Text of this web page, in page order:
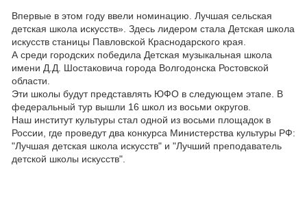
Впервые в этом году ввели номинацию. Лучшая сельская
детская школа искусств». Здесь лидером стала Детская школа
искусств станицы Павловской Краснодарского края.
А среди городских победила Детская музыкальная школа
имени Д.Д. Шостаковича города Волгодонска Ростовской
области.
Эти школы будут представлять ЮФО в следующем этапе. В
федеральный тур вышли 16 школ из восьми округов.
Наш институт культуры стал одной из восьми площадок в
России, где проведут два конкурса Министерства культуры РФ:
"Лучшая детская школа искусств" и "Лучший преподаватель
детской школы искусств".